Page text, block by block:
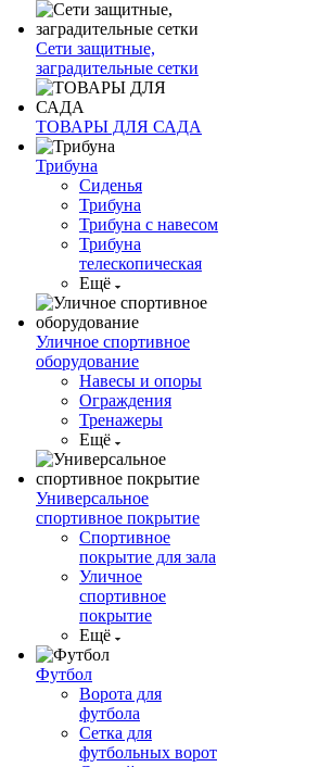
Сети защитные,
заградительные сетки
ТОВАРЫ ДЛЯ САДА
Трибуна
Сиденья
Трибуна
Трибуна с навесом
Трибуна
телескопическая
Ещё
Уличное спортивное
оборудование
Навесы и опоры
Ограждения
Тренажеры
Ещё
Универсальное
спортивное покрытие
Спортивное
покрытие для зала
Уличное
спортивное
покрытие
Ещё
Футбол
Ворота для
футбола
Сетка для
футбольных ворот